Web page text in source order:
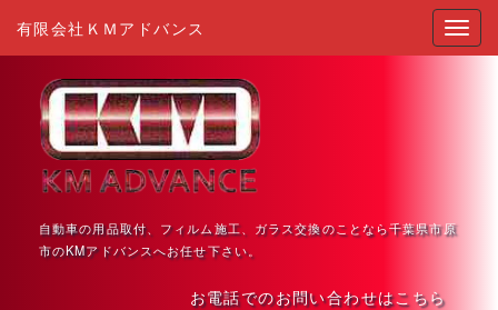
有限会社ＫＭアドバンス
自動車の用品取付、フィルム施工、ガラス交換のことなら千葉県市原
市のKMアドバンスへお任せ下さい。
お電話でのお問い合わせはこちら